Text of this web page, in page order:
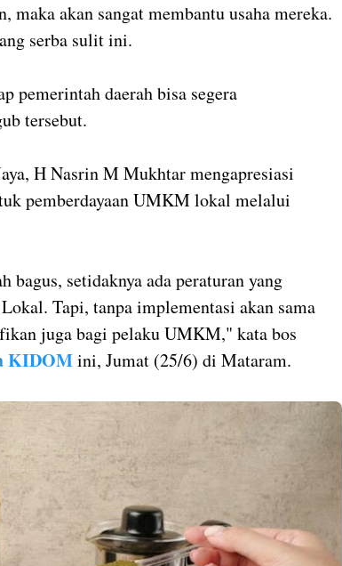
maka akan sangat membantu usaha mereka.
serba sulit ini.
pemerintah daerah bisa segera
tersebut.
H Nasrin M Mukhtar mengapresiasi
pemberdayaan UMKM lokal melalui
bagus, setidaknya ada peraturan yang
Tapi, tanpa implementasi akan sama
juga bagi pelaku UMKM," kata bos
KIDOMini, Jumat (25/6) di Mataram.